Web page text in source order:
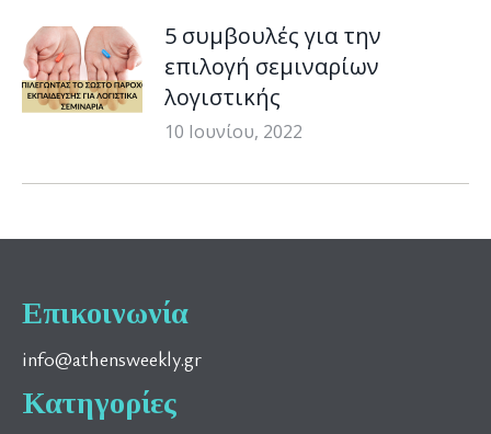
5 συμβουλές για την
επιλογή σεμιναρίων
λογιστικής
10 Ιουνίου, 2022
Επικοινωνία
info@athensweekly.gr
Κατηγορίες